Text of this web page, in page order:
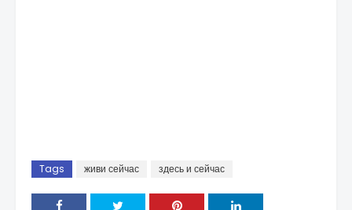
Tags живи сейчас здесь и сейчас